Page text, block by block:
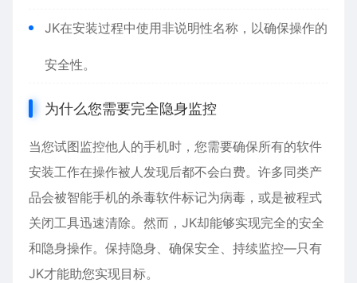
JK在安装过程中使用非说明性名称，以确保操作的
安全性。
为什么您需要完全隐身监控
当您试图监控他人的手机时，您需要确保所有的软件
安装工作在操作被人发现后都不会白费。许多同类产
品会被智能手机的杀毒软件标记为病毒，或是被程式
关闭工具迅速清除。然而，JK却能够实现完全的安全
和隐身操作。保持隐身、确保安全、持续监控—只有
JK才能助您实现目标。